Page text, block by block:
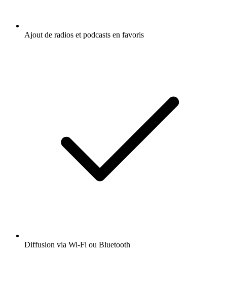
Ajout de radios et podcasts en favoris
Diffusion via Wi-Fi ou Bluetooth